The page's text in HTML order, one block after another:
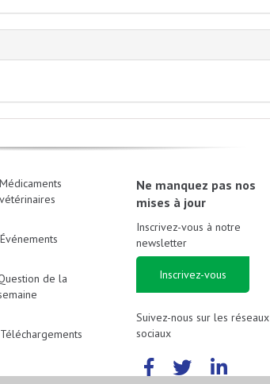
Médicaments
vétérinaires
Événements
de la
Téléchargements
Ne manquez pas nos
mises à jour
Inscrivez-vous à notre
newsletter
Inscrivez-vous
Suivez-nous sur les réseaux
sociaux